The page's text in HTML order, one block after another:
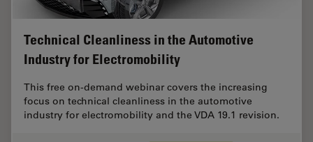
Technical Cleanliness in the Automotive
Industry for Electromobility
This free on-demand webinar covers the increasing
focus on technical cleanliness in the automotive
industry for electromobility and the VDA 19.1 revision.